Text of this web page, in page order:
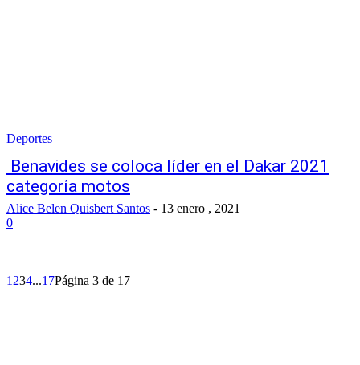
Deportes
Benavides se coloca líder en el Dakar 2021
categoría motos
Alice Belen Quisbert Santos - 13 enero , 2021
0
1 234...17Página 3 de 17